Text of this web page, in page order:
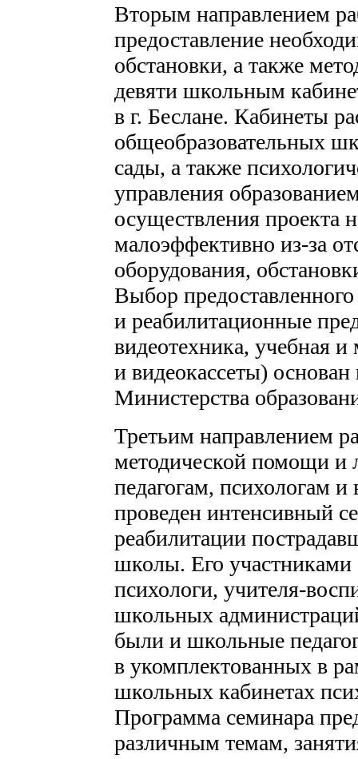
Вторым направлением
предоставление
обстановки, а также
девяти школьным
в г. Беслане. Кабинеты
общеобразовательных
сады, а также
управления
осуществления проекта
малоэффективно из-за
оборудования,
Выбор
и реабилитационные
видеотехника, учебная и
и видеокассеты)
Министерства
Третьим направлением
методической помощи и
педагогам, психологам
проведен интенсивный
реабилитации
школы. Его участниками
психологи, учителя-
школьных
были и школьные
в укомплектованных в
школьных кабинетах
Программа семинара
различным темам,